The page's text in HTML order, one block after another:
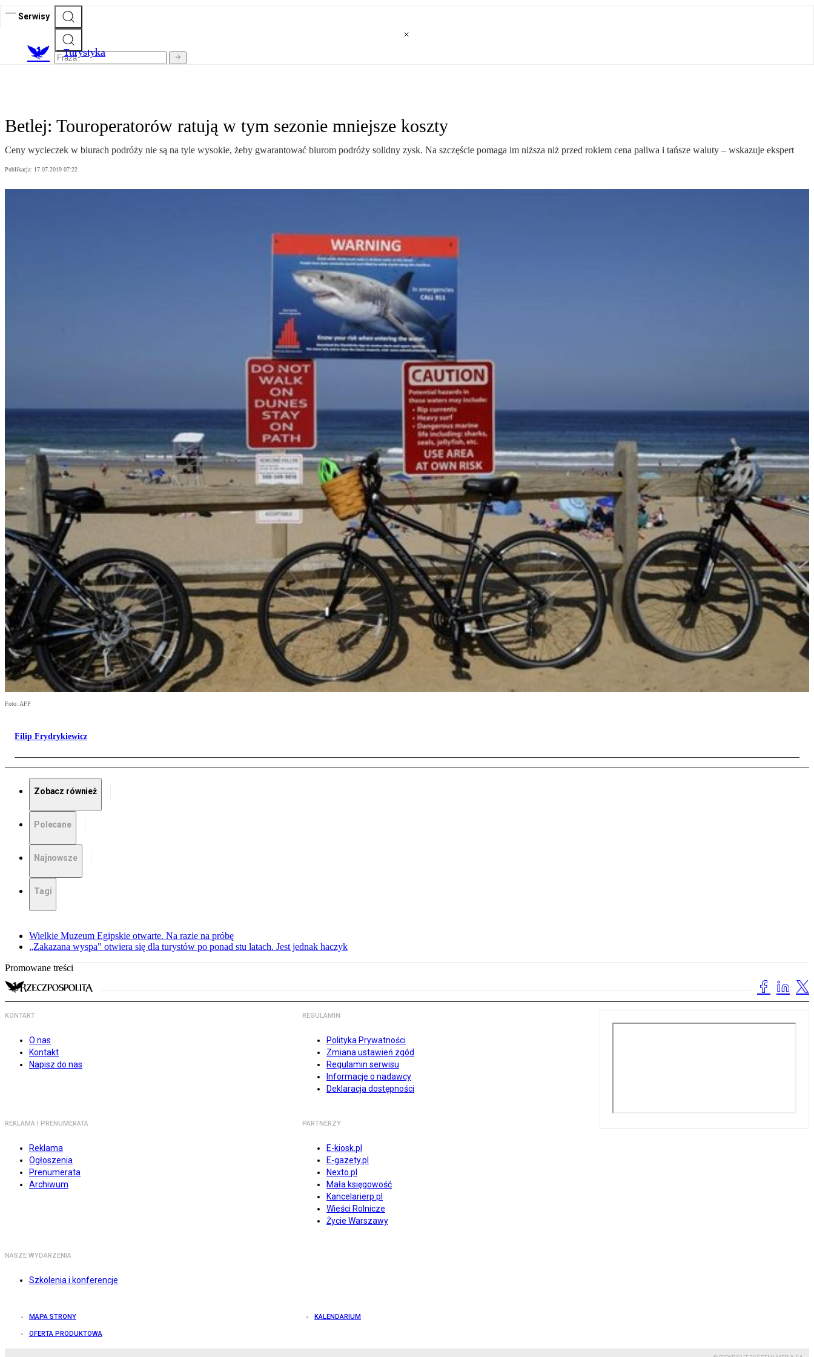
Serwisy
Turystyka
Betlej: Touroperatorów ratują w tym sezonie mniejsze koszty
Ceny wycieczek w biurach podróży nie są na tyle wysokie, żeby gwarantować biurom podróży solidny zysk. Na szczęście pomaga im niższa niż przed rokiem cena paliwa i tańsze waluty – wskazuje ekspert
Publikacja: 17.07.2019 07:22
Foto: AFP
Filip Frydrykiewicz
Zobacz również
Polecane
Najnowsze
Tagi
Wielkie Muzeum Egipskie otwarte. Na razie na próbę
„Zakazana wyspa" otwiera się dla turystów po ponad stu latach. Jest jednak haczyk
Promowane treści
KONTAKT
O nas
Kontakt
Napisz do nas
REGULAMIN
Polityka Prywatności
Zmiana ustawień zgód
Regulamin serwisu
Informacje o nadawcy
Deklaracja dostępności
REKLAMA I PRENUMERATA
Reklama
Ogłoszenia
Prenumerata
Archiwum
PARTNERZY
E-kiosk.pl
E-gazety.pl
Nexto.pl
Mała księgowość
Kancelarierp.pl
Wieści Rolnicze
Życie Warszawy
NASZE WYDARZENIA
Szkolenia i konferencje
MAPA STRONY KALENDARIUM
OFERTA PRODUKTOWA